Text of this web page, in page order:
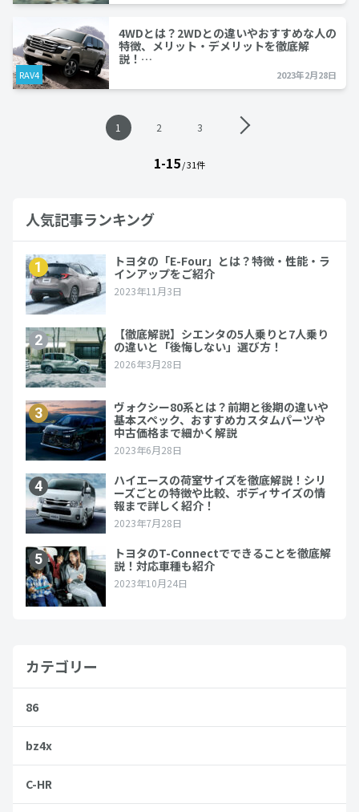
RAV4
4WDとは？2WDとの違いやおすすめな人の
特徴、メリット・デメリットを徹底解
説！…
2023年2月28日
ン
1 2 3
1-15/ 31件
人気記事ランキング
カテゴリー
86
bz4x
C-HR